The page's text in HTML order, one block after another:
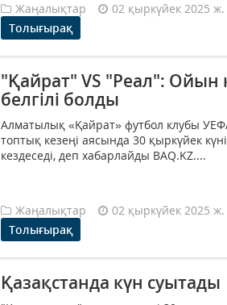
Жаңалықтар
02 қыркүйек 2025 ж.
Толығырақ
"Қайрат" VS "Реал": Ойын
белгілі болды
Алматылық «Қайрат» футбол клубы
топтық кезеңі аясында 30 қыркүйек
кездеседі, деп хабарлайды BAQ.KZ....
Жаңалықтар 02 қыркүйек 2025 ж.
Толығырақ
Қазақстанда күн суытады